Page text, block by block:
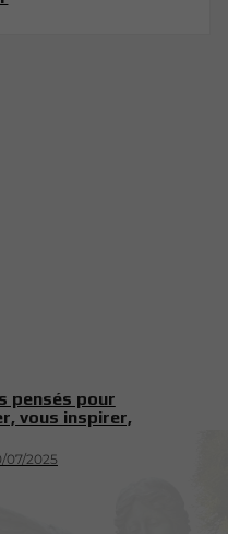
07/2025
pensés pour
vous inspirer,